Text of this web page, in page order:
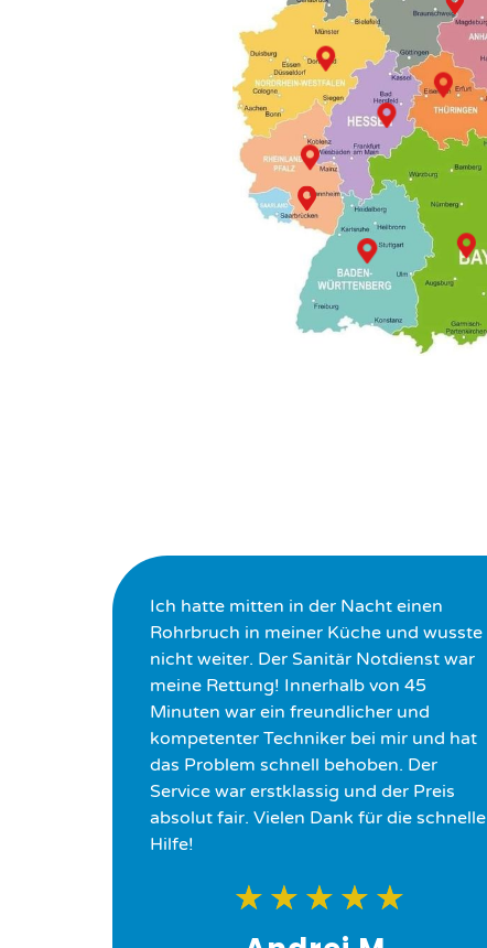
Ich hatte mitten in der Nacht einen
Rohrbruch in meiner Küche und wusste
nicht weiter. Der Sanitär Notdienst war
meine Rettung! Innerhalb von 45
Minuten war ein freundlicher und
kompetenter Techniker bei mir und hat
das Problem schnell behoben. Der
Service war erstklassig und der Preis
absolut fair. Vielen Dank für die schnelle
Hilfe!
★ ★ ★ ★ ★